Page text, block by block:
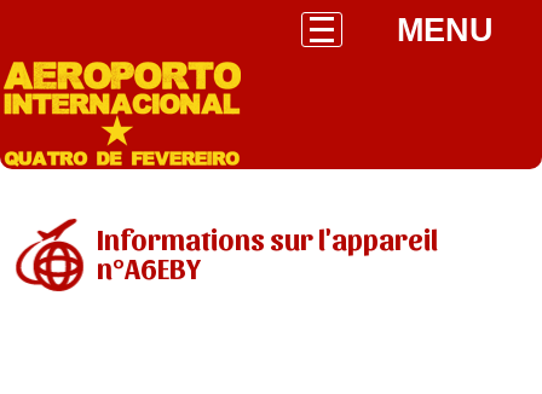
MENU
Informations sur l'appareil
n°A6EBY